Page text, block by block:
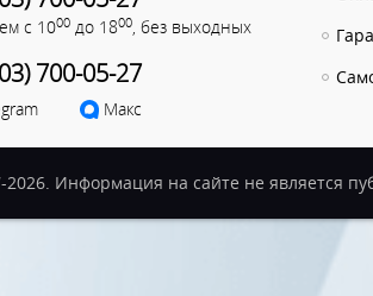
с 1000 до 1800, без выходных
700-05-27
Макс
2026. Информация на сайте не является